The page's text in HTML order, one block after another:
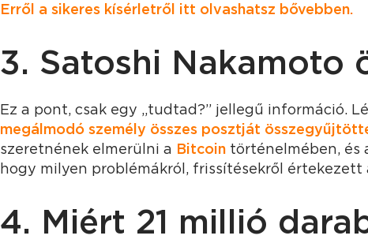
Erről a sikeres kísérletről itt olvashatsz bővebben.
3. Satoshi Nakamoto
Ez a pont, csak egy „tudtad?” jellegű információ.
megálmodó személy összes posztját
szeretnének elmerülni a Bitcoin történelmében, és
hogy milyen problémákról, frissítésekről értekezett
4. Miért 21 millió